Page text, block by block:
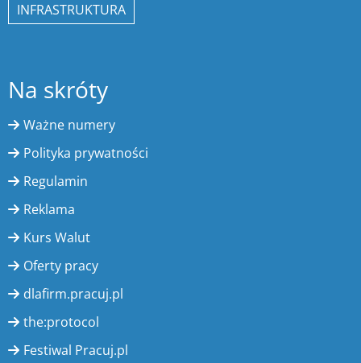
INFRASTRUKTURA
Na skróty
Ważne numery
Polityka prywatności
Regulamin
Reklama
Kurs Walut
Oferty pracy
dlafirm.pracuj.pl
the:protocol
Festiwal Pracuj.pl